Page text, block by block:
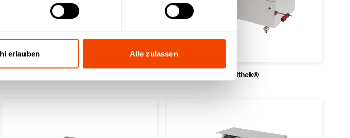
erlauben Alle zulassen
acs 1500 d3 - 3x varithek®